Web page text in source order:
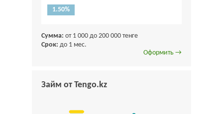
1.50%
Сумма: от 1 000 до 200 000 тенге
Срок: до 1 мес.
Оформить →
Займ от Tengo.kz